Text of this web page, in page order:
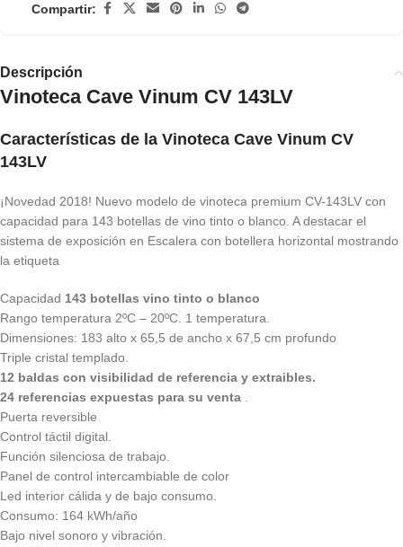
Compartir:
Descripción
Vinoteca Cave Vinum CV 143LV
Características de la Vinoteca Cave Vinum CV
143LV
¡Novedad 2018! Nuevo modelo de vinoteca premium CV-143LV con
capacidad para 143 botellas de vino tinto o blanco. A destacar el
sistema de exposición en Escalera con botellera horizontal mostrando
la etiqueta
Capacidad 143 botellas vino tinto o blanco
Rango temperatura 2ºC – 20ºC. 1 temperatura.
Dimensiones: 183 alto x 65,5 de ancho x 67,5 cm profundo
Triple cristal templado.
12 baldas con visibilidad de referencia y extraibles.
24 referencias expuestas para su venta
Puerta reversible
Control táctil digital.
Función silenciosa de trabajo.
Panel de control intercambiable de color
Led interior cálida y de bajo consumo.
Consumo: 164 kWh/año
Bajo nivel sonoro y vibración.